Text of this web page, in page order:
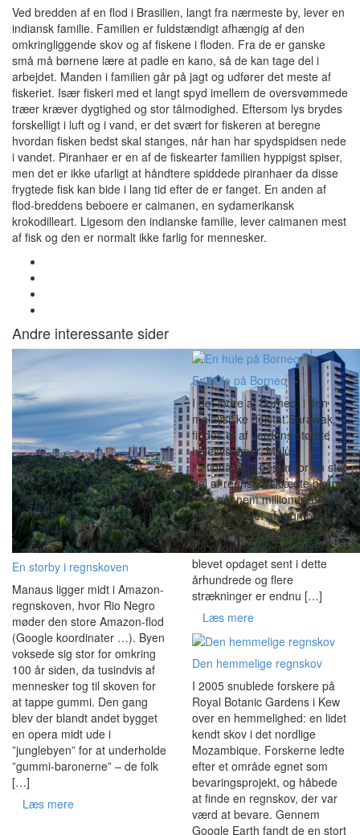
Ved bredden af en flod i Brasilien, langt fra nærmeste by, lever en
indiansk familie. Familien er fuldstændigt afhængig af den
omkringliggende skov og af fiskene i floden. Fra de er ganske
små må børnene lære at padle en kano, så de kan tage del i
arbejdet. Manden i familien går på jagt og udfører det meste af
fiskeriet. Især fiskeri med et langt spyd imellem de oversvømmede
træer kræver dygtighed og stor tålmodighed. Eftersom lys brydes
forskelligt i luft og i vand, er det svært for fiskeren at beregne
hvordan fisken bedst skal stanges, når han har spydspidsen nede
i vandet. Piranhaer er en af de fiskearter familien hyppigst spiser,
men det er ikke ufarligt at håndtere spiddede piranhaer da disse
frygtede fisk kan bide i lang tid efter de er fanget. En anden af
flod-breddens beboere er caimanen, en sydamerikansk
krokodilleart. Ligesom den indianske familie, lever caimanen mest
af fisk og den er normalt ikke farlig for mennesker.
Andre interessante sider
En storby i regnskoven
Manaus ligger midt i Amazon-
regnskoven, hvor Rio Negro
møder den store Amazon-flod
(Google koordinater …). Byen
voksede sig stor for omkring
100 år siden, da tusindvis af
mennesker tog til skoven for
at tappe gummi. Den gang
blev der blandt andet bygget
en opera midt ude i
”junglebyen” for at underholde
”gummi-baronerne” – de folk
[…]
Læs mere
En hule på Borneo
I det indre af Borneo, i den
malaysiske delstat Sarawak,
findes et af verdens største
hulesystemer. Mulu
Nationalpark består for en stor
del af regnskovsklædte bjerge
som gennem millioner af år er
blevet udhulet af regn og
underjordiske flodsystemer.
De enorme huler er først
blevet opdaget sent i dette
århundrede og flere
strækninger er endnu […]
Læs mere
Den hemmelige regnskov
I 2005 snublede forskere på
Royal Botanic Gardens i Kew
over en hemmelighed: en lidet
kendt skov i det nordlige
Mozambique. Forskerne ledte
efter et område egnet som
bevaringsprojekt, og håbede
at finde en regnskov, der var
værd at bevare. Gennem
Google Earth fandt de en stort